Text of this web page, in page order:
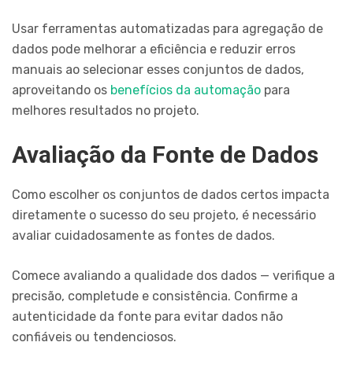
Usar ferramentas automatizadas para agregação de
dados pode melhorar a eficiência e reduzir erros
manuais ao selecionar esses conjuntos de dados,
aproveitando os benefícios da automação para
melhores resultados no projeto.
Avaliação da Fonte de Dados
Como escolher os conjuntos de dados certos impacta
diretamente o sucesso do seu projeto, é necessário
avaliar cuidadosamente as fontes de dados.
Comece avaliando a qualidade dos dados — verifique a
precisão, completude e consistência. Confirme a
autenticidade da fonte para evitar dados não
confiáveis ou tendenciosos.